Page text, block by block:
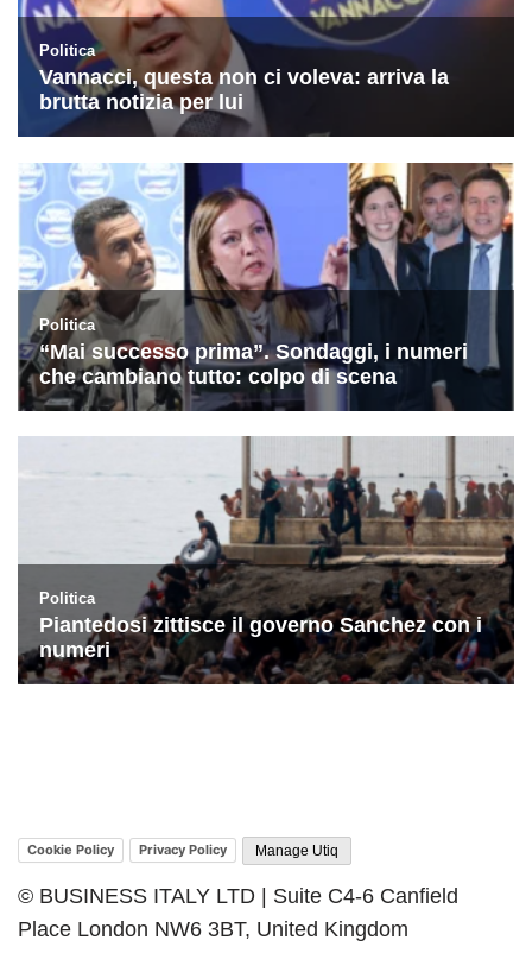
Cookie Policy Privacy Policy Manage Utiq
© BUSINESS ITALY LTD | Suite C4-6 Canfield
Place London NW6 3BT, United Kingdom